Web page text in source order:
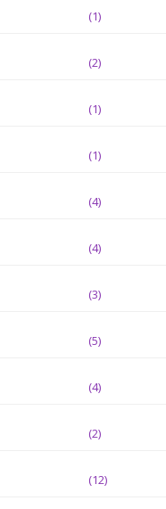
(1)
(2)
(1)
(1)
(4)
(4)
(3)
(5)
(4)
(2)
(12)